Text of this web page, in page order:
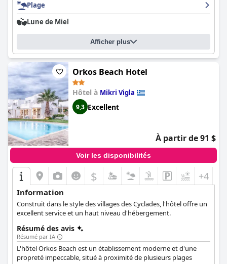
L'hôtel est à quelques pas d'une belle plage, ce qui en fait
l'endroit idéal pour des journées de farniente à la plage. Dans
l'ensemble, l'hôtel Artemis est un excellent choix pour ceux qui
recherchent des vacances paisibles et agréables.
Plage
Lune de Miel
Afficher plus
Orkos Beach Hotel
Hôtel à Mikri Vigla
9,3 Excellent
À partir de 91 $
Voir les disponibilités
$ +4
Information
Construit dans le style des villages des Cyclades, l'hôtel offre un
excellent service et un haut niveau d'hébergement.
Résumé des avis
Résumé par IA
L'hôtel Orkos Beach est un établissement moderne et d'une
propreté impeccable, situé à proximité de plusieurs plages